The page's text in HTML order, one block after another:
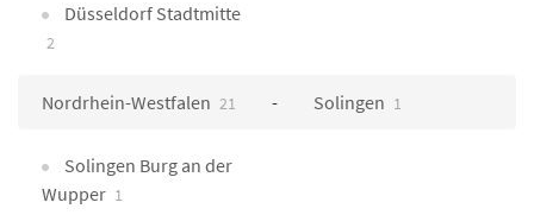
Düsseldorf Stadtmitte
2
Nordrhein-Westfalen 21 Solingen 1
Solingen Burg an der
Wupper 1